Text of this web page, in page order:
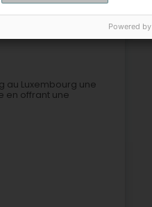
au Luxembourg une
en offrant une
Powered by